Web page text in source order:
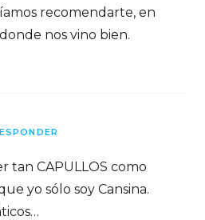
recomendarte, en
nos vino bien.
tan CAPULLOS como
yo sólo soy Cansina.